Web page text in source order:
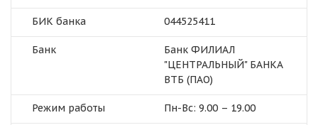
БИК банка 044525411
Банк
Банк ФИЛИАЛ
"ЦЕНТРАЛЬНЫЙ" БАНКА
ВТБ (ПАО)
Режим работы Пн-Вс: 9.00 – 19.00